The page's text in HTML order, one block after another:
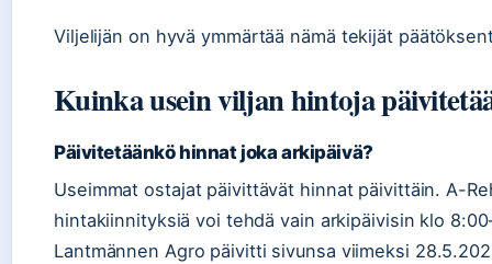
Viljelijän on hyvä ymmärtää nämä tekijät
Kuinka usein viljan hintoja
Päivitetäänkö hinnat joka arkipäivä?
Useimmat ostajat päivittävät hinnat päivittäin. A-
hintakiinnityksiä voi tehdä vain arkipäivisin klo
Lantmännen Agro päivitti sivunsa viimeksi